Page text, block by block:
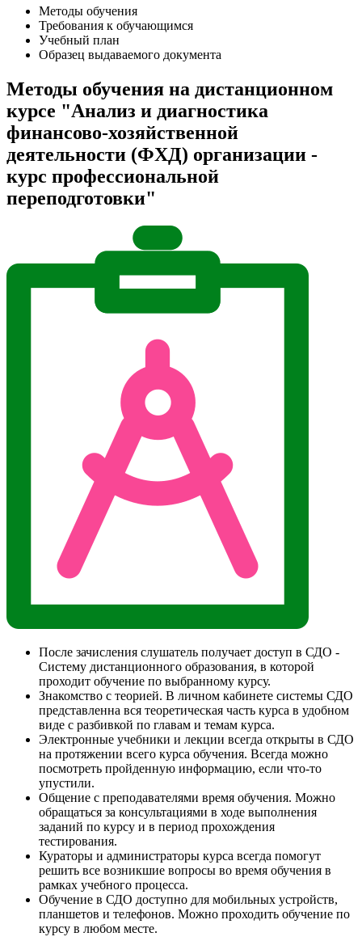
Методы обучения
Требования к обучающимся
Учебный план
Образец выдаваемого документа
Методы обучения на дистанционном
курсе "Анализ и диагностика
финансово-хозяйственной
деятельности (ФХД) организации -
курс профессиональной
переподготовки"
После зачисления слушатель получает доступ в СДО -
Систему дистанционного образования, в которой
проходит обучение по выбранному курсу.
Знакомство с теорией. В личном кабинете системы СДО
представленна вся теоретическая часть курса в удобном
виде с разбивкой по главам и темам курса.
Электронные учебники и лекции всегда открыты в СДО
на протяжении всего курса обучения. Всегда можно
посмотреть пройденную информацию, если что-то
упустили.
Общение с преподавателями время обучения. Можно
обращаться за консультациями в ходе выполнения
заданий по курсу и в период прохождения
тестирования.
Кураторы и администраторы курса всегда помогут
решить все возникшие вопросы во время обучения в
рамках учебного процесса.
Обучение в СДО доступно для мобильных устройств,
планшетов и телефонов. Можно проходить обучение по
курсу в любом месте.